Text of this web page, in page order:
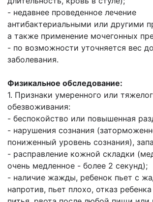
- недавнее проведенное лечение
антибактериальными или другими
а также применение мочегонных
- по возможности уточняется вес
заболевания.
Физикальное обследование:
1. Признаки умеренного или
обезвоживания:
- беспокойство или повышенная
- нарушения сознания
пониженный уровень сознания),
- расправление кожной складки
очень медленное - более 2 секунд);
- наличие жажды, ребенок пьет с
напротив, пьет плохо, отказ